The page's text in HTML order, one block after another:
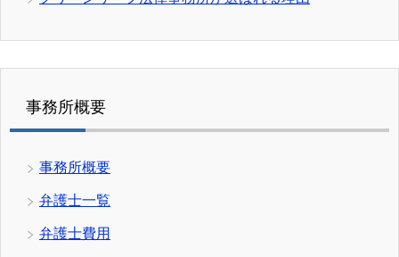
事務所概要
事務所概要
弁護士一覧
弁護士費用